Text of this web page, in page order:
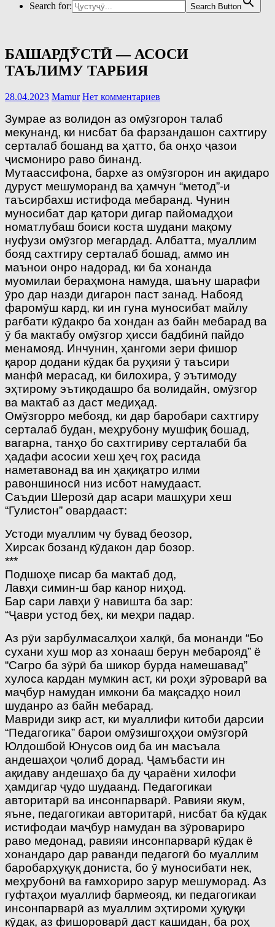
Search for:
Search Button
БАШАРДӮСТӢ — АСОСИ
ТАЪЛИМУ ТАРБИЯ
28.04.2023 Mamur Нет комментариев
Зумрае аз волидон аз омӯзгорон талаб
мекунанд, ки нисбат ба фарзандашон сахтгиру
серталаб бошанд ва ҳатто, ба онҳо ҷазои
ҷисмониро раво бинанд.
Мутаассифона, бархе аз омӯзгорон ин ақидаро
дуруст мешуморанд ва ҳамчун “метод”-и
таъсирбахш истифода мебаранд. Чунин
муносибат дар қатори дигар пайомадҳои
номатлубаш боиси коста шудани мақому
нуфузи омӯзгор мегардад. Албатта, муаллим
бояд сахтгиру серталаб бошад, аммо ин
маънои онро надорад, ки ба хонанда
муомилаи бераҳмона намуда, шаъну шарафи
ӯро дар назди дигарон паст занад. Набояд
фаромӯш кард, ки ин гуна муносибат майлу
рағбати кӯдакро ба хондан аз байн мебарад ва
ӯ ба мактабу омӯзгор ҳисси бадбинӣ пайдо
менамояд. Инчунин, ҳангоми зери фишор
қарор додани кӯдак ба руҳияи ӯ таъсири
манфӣ мерасад, ки билохира, ӯ эътимоду
эҳтирому эътиқодашро ба волидайн, омӯзгор
ва мактаб аз даст медиҳад.
Омӯзгорро мебояд, ки дар баробари сахтгиру
серталаб будан, меҳрубону мушфиқ бошад,
вагарна, танҳо бо сахтгириву серталабӣ ба
ҳадафи асосии хеш ҳеҷ гоҳ расида
наметавонад ва ин ҳақиқатро илми
равоншиносӣ низ исбот намудааст.
Саъдии Шерозӣ дар асари машҳури хеш
“Гулистон” овардааст:
Устоди муаллим чу бувад беозор,
Хирсак бозанд кӯдакон дар бозор.
***
Подшоҳе писар ба мактаб дод,
Лавҳи симин-ш бар канор ниҳод.
Бар сари лавҳи ӯ навишта ба зар:
“Ҷаври устод беҳ, ки меҳри падар.
Аз рӯи зарбулмасалҳои халқӣ, ба монанди “Бо
сухани хуш мор аз хонааш берун мебарояд” ё
“Сагро ба зӯрӣ ба шикор бурда намешавад”
хулоса кардан мумкин аст, ки роҳи зӯроварӣ ва
маҷбур намудан имкони ба мақсадҳо ноил
шуданро аз байн мебарад.
Мавриди зикр аст, ки муаллифи китоби дарсии
“Педагогика” барои омӯзишгоҳҳои омӯзгорӣ
Юлдошбой Юнусов оид ба ин масъала
андешаҳои ҷолиб дорад. Ҷамъбасти ин
ақидаву андешаҳо ба ду ҷараёни хилофи
ҳамдигар ҷудо шудаанд. Педагогикаи
авторитарӣ ва инсонпарварӣ. Равияи якум,
яъне, педагогикаи авторитарӣ, нисбат ба кӯдак
истифодаи маҷбур намудан ва зӯровариро
раво медонад, равияи инсонпарварӣ кӯдак ё
хонандаро дар раванди педагогӣ бо муаллим
баробарҳуқуқ дониста, бо ӯ муносибати нек,
меҳрубонӣ ва ғамхориро зарур мешуморад. Аз
гуфтаҳои муаллиф бармеояд, ки педагогикаи
инсонпарварӣ аз муаллим эҳтироми ҳуқуқи
кӯдак, аз фишороварӣ даст кашидан, ба роҳ